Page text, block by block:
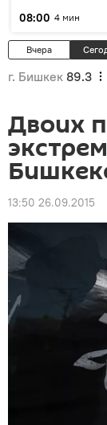
08:00 4 мин
Вчера
г. Бишкек 89.3
Двоих
13:50 26.09.2015